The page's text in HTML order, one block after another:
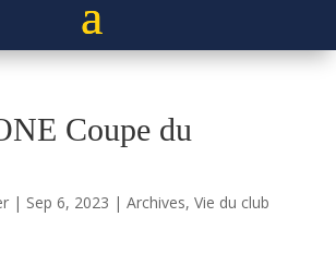
Coupe du
| Sep 6, 2023 | Archives, Vie du club